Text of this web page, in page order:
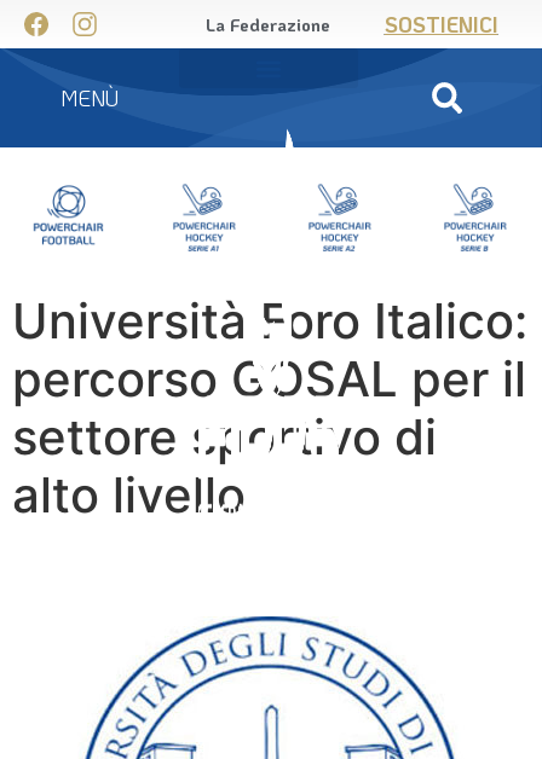
La Federazione SOSTIENICI
MENÙ
Università Foro Italico:
percorso GOSAL per il
settore sportivo di
alto livello